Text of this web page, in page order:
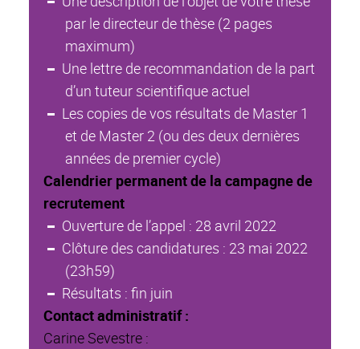
par le directeur de thèse (2 pages
maximum)
Une lettre de recommandation de la part
d’un tuteur scientifique actuel
Les copies de vos résultats de Master 1
et de Master 2 (ou des deux dernières
années de premier cycle)
Calendrier permanent de la campagne de
recrutement
Ouverture de l’appel : 28 avril 2022
Clôture des candidatures : 23 mai 2022
(23h59)
Résultats : fin juin
Contact administratif :
Carine Sevestre :